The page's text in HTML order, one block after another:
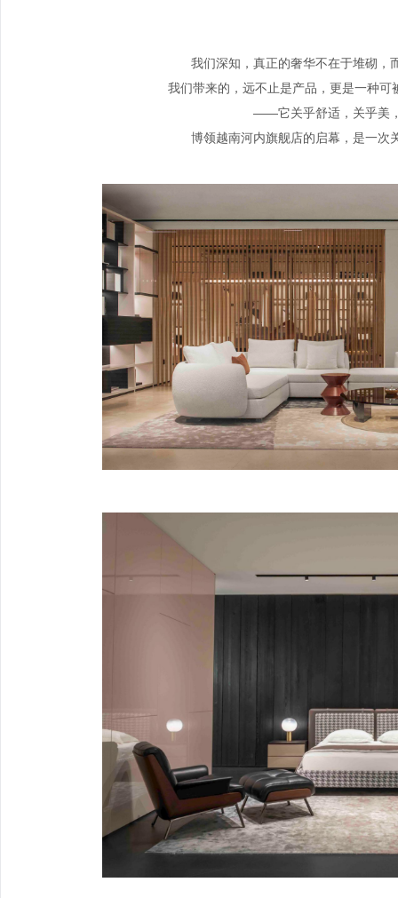
我们深知，真正的奢华不在于堆砌，
我们带来的，远不止是产品，更是一种可
——它关乎舒适，关乎美
博领越南河内旗舰店的启幕，是一次